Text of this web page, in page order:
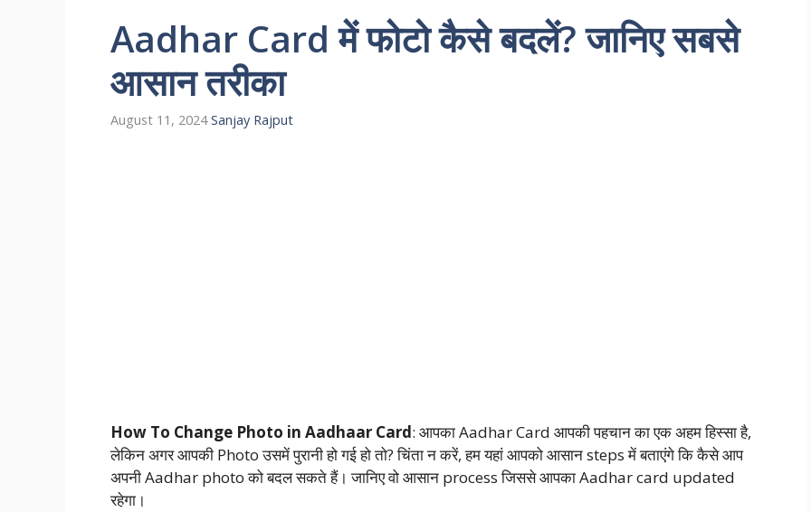
Aadhar Card में फोटो कैसे बदलें? जानिए सबसे
आसान तरीका
August 11, 2024 Sanjay Rajput
How To Change Photo in Aadhaar Card: आपका Aadhar Card आपकी पहचान का एक अहम हिस्सा है,
लेकिन अगर आपकी Photo उसमें पुरानी हो गई हो तो? चिंता न करें, हम यहां आपको आसान steps में बताएंगे कि कैसे आप
अपनी Aadhar photo को बदल सकते हैं। जानिए वो आसान process जिससे आपका Aadhar card updated
रहेगा।